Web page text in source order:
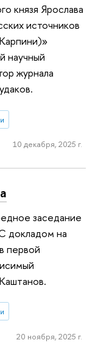
князя Ярослава
источников
научный
журнала
10 декабря, 2025 г.
заседание
докладом на
первой
20 ноября, 2025 г.